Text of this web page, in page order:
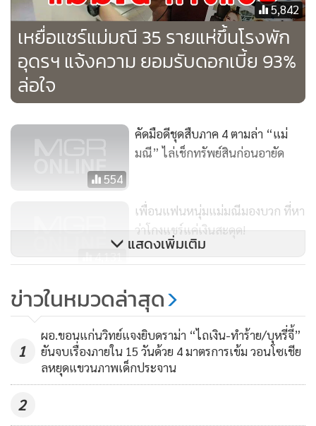
จากการสืบสวนทราบว่าคนร้ายได้เปิดไว้ 2 บัญชี คือ ชื่อบัญชี
นายเมธี ชินภา และนางสาววันทนีย์ ทิพย์ประเวช ซึ่งทั้งสองมี
ความสัมพันธ์เป็นแฟนกัน ส่วนเงินในบัญชีนั้นเราจะสอบสวนต่อ
ไป
พล.ต.ต.นันทชาติ ศุภมงคล ผบก.ภ.จว.อุดรธานี
อย่างไรก็ตาม ขอฝากพี่น้องประชาชนว่าหากจะลงทุนอะไรต้อง
ทำการติดตามสืบสวนรวบรวมพยานหลักฐานจนกระทั่งสามารถ
5,842
เหยื่อแชร์แม่มณี 35 รายแห่ขึ้นโรงพัก
อุดรฯ แจ้งความ ยอมรับดอกเบี้ย 93%
ล่อใจ
554
คัดมือดีชุดสืบภาค 4 ตามล่า “แม่
มณี” ไล่เช็กทรัพย์สินก่อนอายัด
4,131
เพื่อนแฟนหนุ่มแม่มณีมองบวก ที่หา
ว่าโกงแชร์แค่เงินสะดุด!
37,467
เริ่มรวยผิดปกติ 2 ปีก่อน บ้านที่อุดรฯ
ปิดเงียบเหลือแต่หมา
แสดงเพิ่มเติม
ข่าวในหมวดล่าสุด
1
ผอ.ขอนแก่นวิทย์แจงยิบดราม่า “ไถเงิน-ทำร้าย/บุหรี่จี้”
ยันจบเรื่องภายใน 15 วันด้วย 4 มาตรการเข้ม วอนโซเชีย
ลหยุดแขวนภาพเด็กประจาน
2